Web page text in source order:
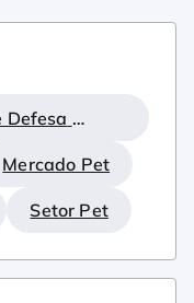
Defesa
Mercado Pet
Setor Pet